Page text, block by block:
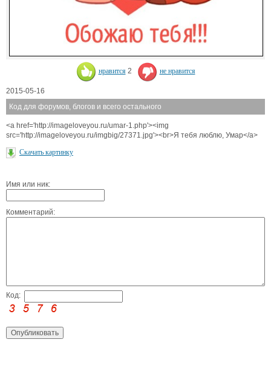
нравится 2 не нравится
2015-05-16
Код для форумов, блогов и всего остального
<a href='http://imageloveyou.ru/umar-1.php'><img
src='http://imageloveyou.ru/imgbig/27371.jpg'><br>Я тебя люблю, Умар</a>
Скачать картинку
Имя или ник:
Комментарий:
Код: